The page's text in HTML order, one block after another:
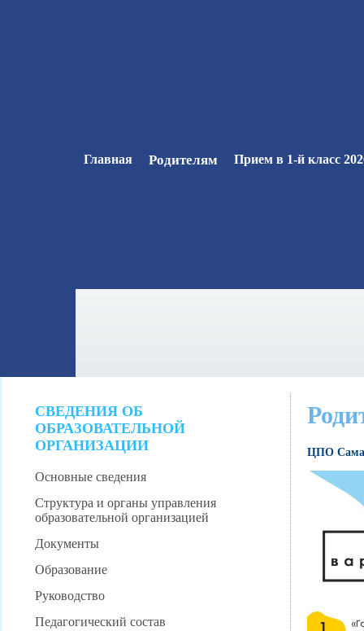
Главная Родителям Прием в 1-й класс
СВЕДЕНИЯ ОБ
ОБРАЗОВАТЕЛЬНОЙ
ОРГАНИЗАЦИИ
Основные сведения
Структура и органы управления
образовательной организацией
Документы
Образование
Руководство
Педагогический состав
ЦПО